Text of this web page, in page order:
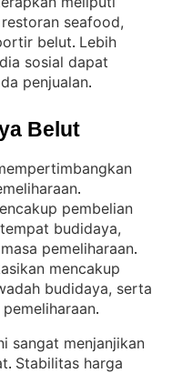
seafood,
belut. Lebih
sosial dapat
penjualan.
Belut
pembelian
budidaya,
pemeliharaan
mencakup
budidaya, serta
.
sangat menjanjikan
. Stabilitas harga